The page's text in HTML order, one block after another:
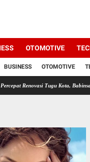
OTOMOTIVE
BUSINESS OTOMOTIVE
Tugu Kota, Babinsa Koramil 09/